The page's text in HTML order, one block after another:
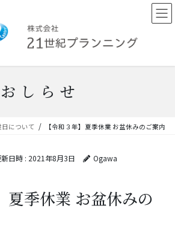
おしらせ
日について 【令和３年】夏季休業 お盆休みのご案内
日時 : 2021年8月3日 Ogawa
夏季休業 お盆休みの